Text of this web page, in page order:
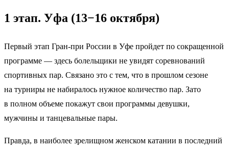
1 этап. Уфа (13−16 октября)
Первый этап Гран-при России в Уфе пройдет по сокращенной
программе — здесь болельщики не увидят соревнований
спортивных пар. Связано это с тем, что в прошлом сезоне
на турниры не набиралось нужное количество пар. Зато
в полном объеме покажут свои программы девушки,
мужчины и танцевальные пары.
Правда, в наиболее зрелищном женском катании в последний